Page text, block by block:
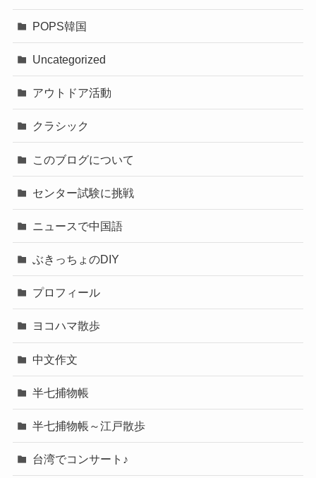
POPS韓国
Uncategorized
アウトドア活動
クラシック
このブログについて
センター試験に挑戦
ニュースで中国語
ぶきっちょのDIY
プロフィール
ヨコハマ散歩
中文作文
半七捕物帳
半七捕物帳～江戸散歩
台湾でコンサート♪